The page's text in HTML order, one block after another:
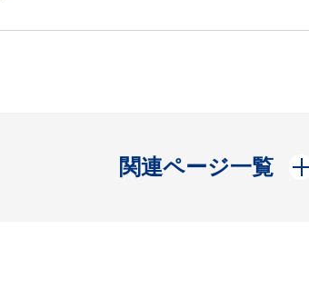
関連ページ一覧
開く